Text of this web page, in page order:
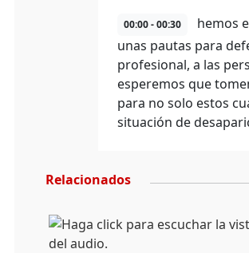
00:00 - 00:30
hemos
unas pautas para
profesional, a las
esperemos que
para no solo estos
situación de
Relacionados